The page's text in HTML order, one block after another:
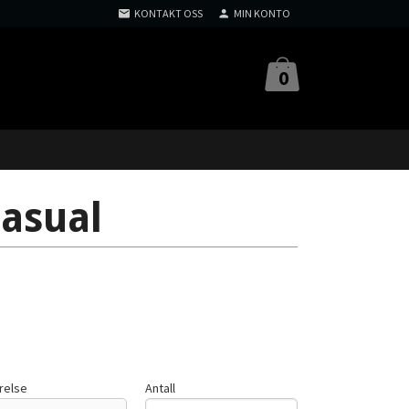
KONTAKT OSS MIN KONTO
0
Antall